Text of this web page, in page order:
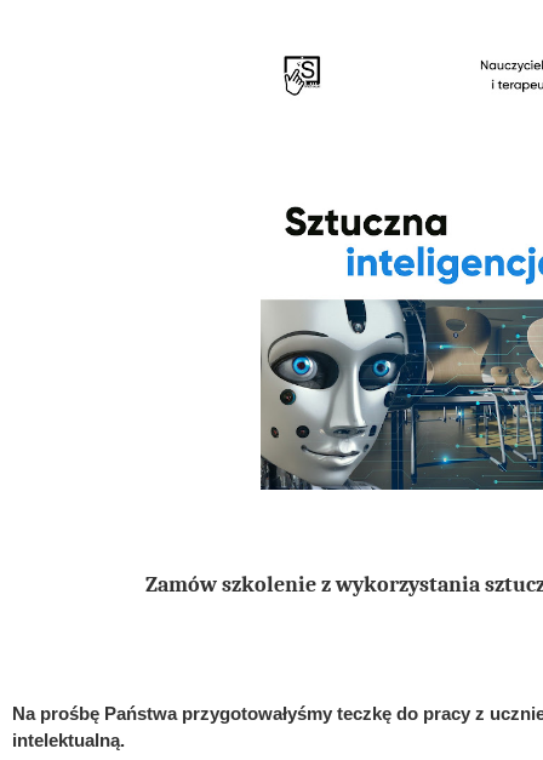
Zamów szkolenie z wykorzystania
Na prośbę Państwa przygotowałyśmy teczkę do pracy z
intelektualną.